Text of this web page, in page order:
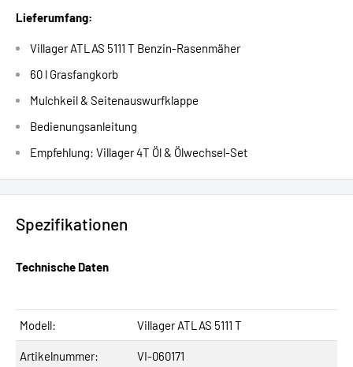
Lieferumfang:
Villager ATLAS 5111 T Benzin-Rasenmäher
60 l Grasfangkorb
Mulchkeil & Seitenauswurfklappe
Bedienungsanleitung
Empfehlung: Villager 4T Öl & Ölwechsel-Set
Spezifikationen
Technische Daten
Modell: Villager ATLAS 5111 T
Artikelnummer: VI-060171